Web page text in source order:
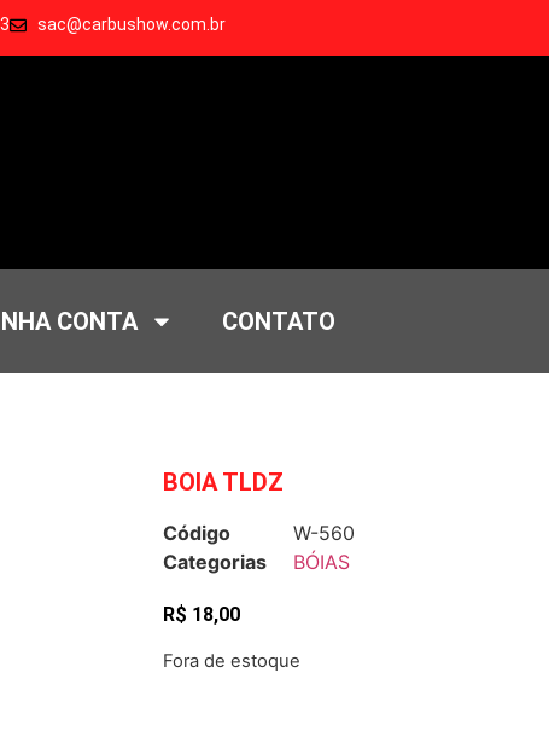
sac@carbushow.com.br
CONTA CONTATO
BOIA TLDZ
Código
W-560
Categorias
BÓIAS
R$ 18,00
Fora de estoque